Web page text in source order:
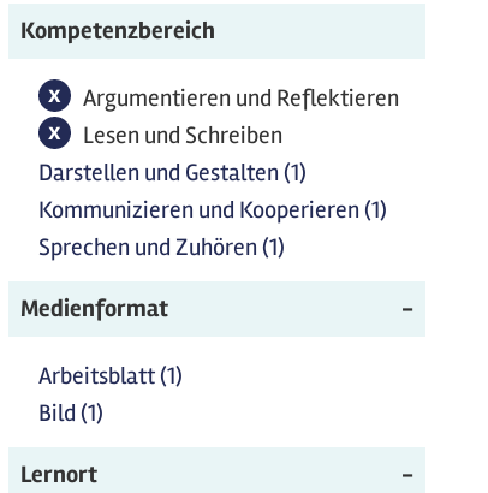
Kompetenzbereich
xArgumentieren und Reflektieren-Filter
entfernen
Argumentieren und Reflektieren
xLesen und Schreiben-Filter entfernen
Lesen und Schreiben
Darstellen und Gestalten (1)
Gestalten Filter
Kommunizieren und Kooperieren (1)
Filter
Sprechen und Zuhören (1)
Medienformat
Arbeitsblatt (1)
Bild (1)
Lernort